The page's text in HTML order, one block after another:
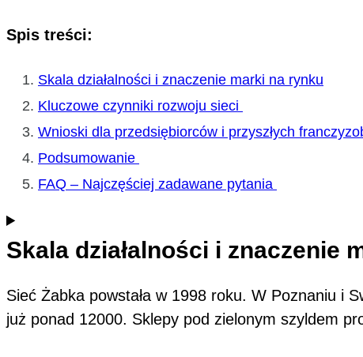
Spis treści:
Skala działalności i znaczenie marki na rynku
Kluczowe czynniki rozwoju sieci
Wnioski dla przedsiębiorców i przyszłych
Podsumowanie
FAQ – Najczęściej zadawane pytania
Skala działalności i znaczenie
Sieć Żabka powstała w 1998 roku. W Poznaniu i
już ponad 12000. Sklepy pod zielonym szyldem